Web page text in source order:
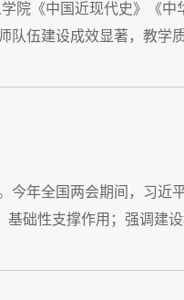
院《中国近现代史》《
伍建设成效显著，‌教学
年全国两会期间，习近
础性支撑作用；强调建